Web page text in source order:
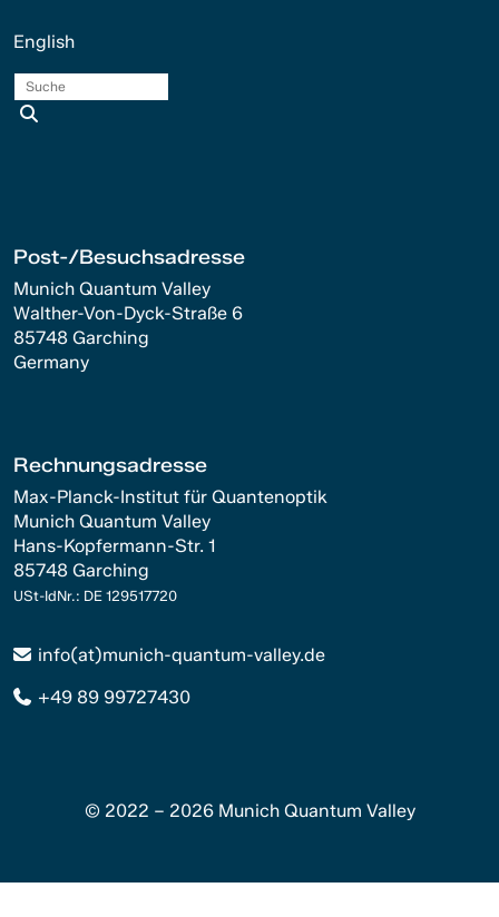
English
Post-/Besuchsadresse
Munich Quantum Valley
Walther-Von-Dyck-Straße 6
85748 Garching
Germany
Rechnungsadresse
Max-Planck-Institut für Quantenoptik
Munich Quantum Valley
Hans-Kopfermann-Str. 1
85748 Garching
USt-IdNr.: DE 129517720
info(at)munich-quantum-valley.de
+49 89 99727430
© 2022 – 2026 Munich Quantum Valley